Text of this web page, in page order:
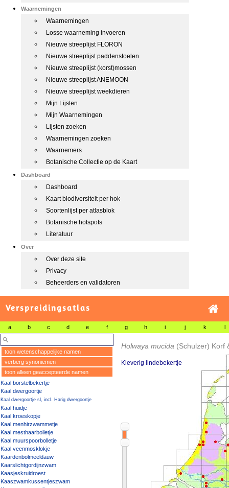
Waarnemingen
Waarnemingen
Losse waarneming invoeren
Nieuwe streeplijst FLORON
Nieuwe streeplijst paddenstoelen
Nieuwe streeplijst (korst)mossen
Nieuwe streeplijst ANEMOON
Nieuwe streeplijst weekdieren
Mijn Lijsten
Mijn Waarnemingen
Lijsten zoeken
Waarnemingen zoeken
Waarnemers
Botanische Collectie op de Kaart
Dashboard
Dashboard
Kaart biodiversiteit per hok
Soortenlijst per atlasblok
Botanische hotspots
Literatuur
Over
Over deze site
Privacy
Beheerders en validatoren
Verspreidingsatlas
a b c d e f g h i j k l
toon wetenschappelijke namen
verberg synoniemen
toon alleen geaccepteerde namen
Kaal borstelbekertje
Kaal dwergoortje
Kaal dwergoortje sl, incl. Harig dwergoortje
Kaal huidje
Kaal kroeskopje
Kaal menhirzwammetje
Kaal mesthaarbolletje
Kaal muurspoorbolletje
Kaal veenmosklokje
Kaardenbolmeeldauw
Kaarslichtgordijnzwam
Kaasjeskruidroest
Kaaszwamkussentjeszwam
Holwaya mucida (Schulzer) Korf
Kleverig lindebekertje